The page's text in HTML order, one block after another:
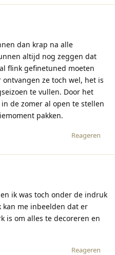
dan krap na alle
altijd nog zeggen dat
flink gefinetuned moeten
ze toch wel, het is
te vullen. Door het
de zomer al open te stellen
pakken.
Reageren
ik was toch onder de indruk
kan me inbeelden dat er
is om alles te decoreren en
Reageren